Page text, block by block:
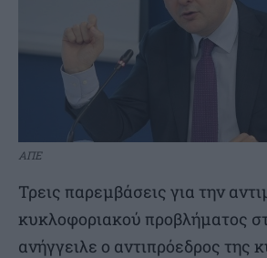
ΑΠΕ
Τρεις παρεμβάσεις για την
κυκλοφοριακού προβλήματος
ανήγγειλε ο αντιπρόεδρος της